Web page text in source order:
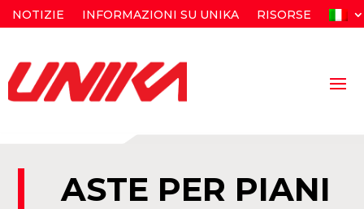
NOTIZIE INFORMAZIONI SU UNIKA RISORSE
ASTE PER PIANI